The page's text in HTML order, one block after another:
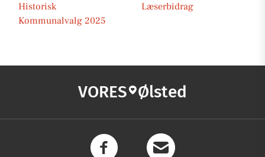
Historisk
Læserbidrag
Kommunalvalg 2025
VORES Ølsted